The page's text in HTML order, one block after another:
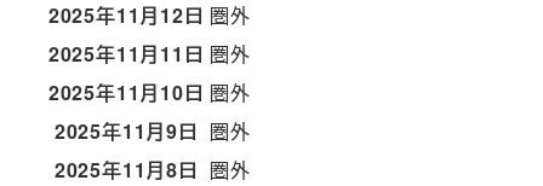
2025年11月12日 圏外
2025年11月11日 圏外
2025年11月10日 圏外
2025年11月9日 圏外
2025年11月8日 圏外